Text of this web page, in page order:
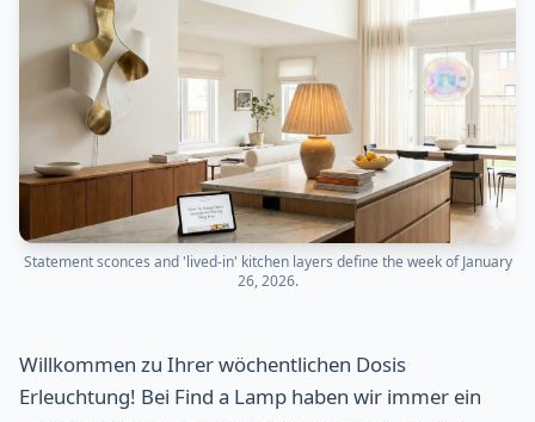
Statement sconces and 'lived-in' kitchen layers define the week of January
26, 2026.
Willkommen zu Ihrer wöchentlichen Dosis
Erleuchtung! Bei Find a Lamp haben wir immer ein